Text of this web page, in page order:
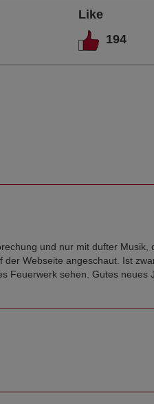
Like
194
und nur mit dufter
Webseite angeschaut. Ist
Feuerwerk sehen. Gutes neues